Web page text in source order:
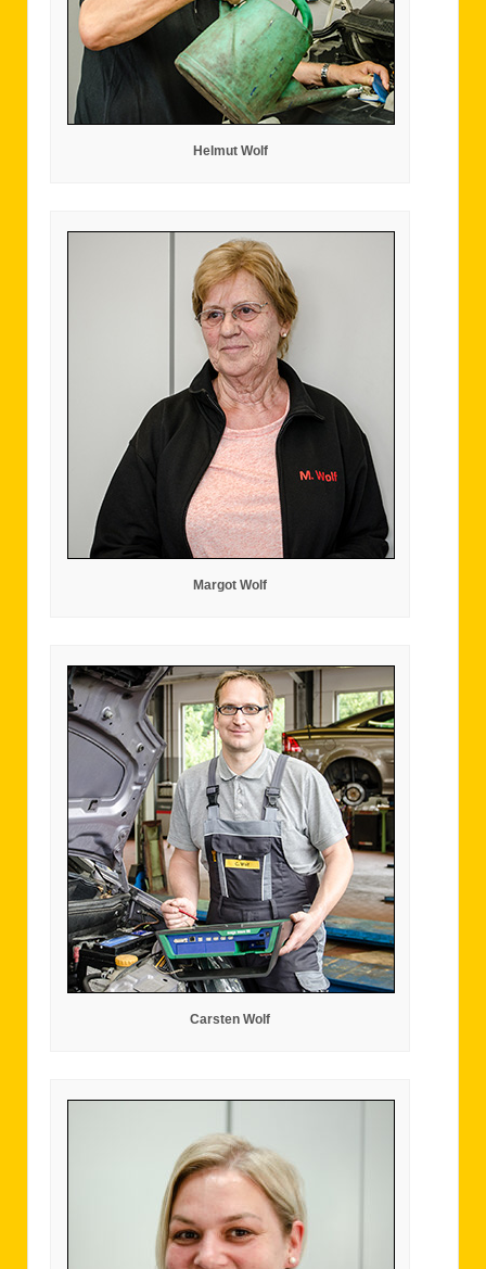
Helmut Wolf
Margot Wolf
Carsten Wolf